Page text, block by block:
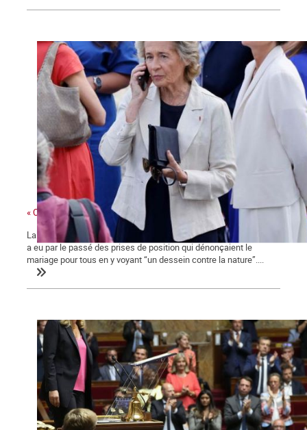
« Ces gens-là »
La ministre des collectivités territoriales, issue des Républicains,
a eu par le passé des prises de position qui dénonçaient le
mariage pour tous en y voyant “un dessein contre la nature”....